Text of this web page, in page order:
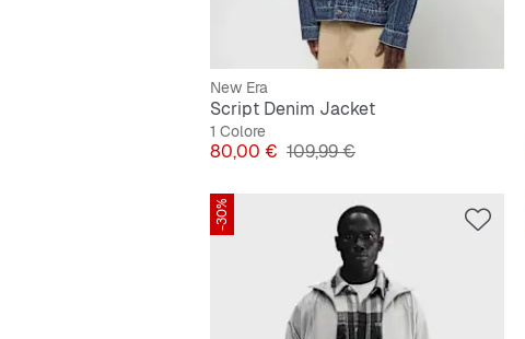
New Era
Script Denim Jacket
1 Colore
Prezzo
80,00 € Prezzo originale
109,99 €
-30%